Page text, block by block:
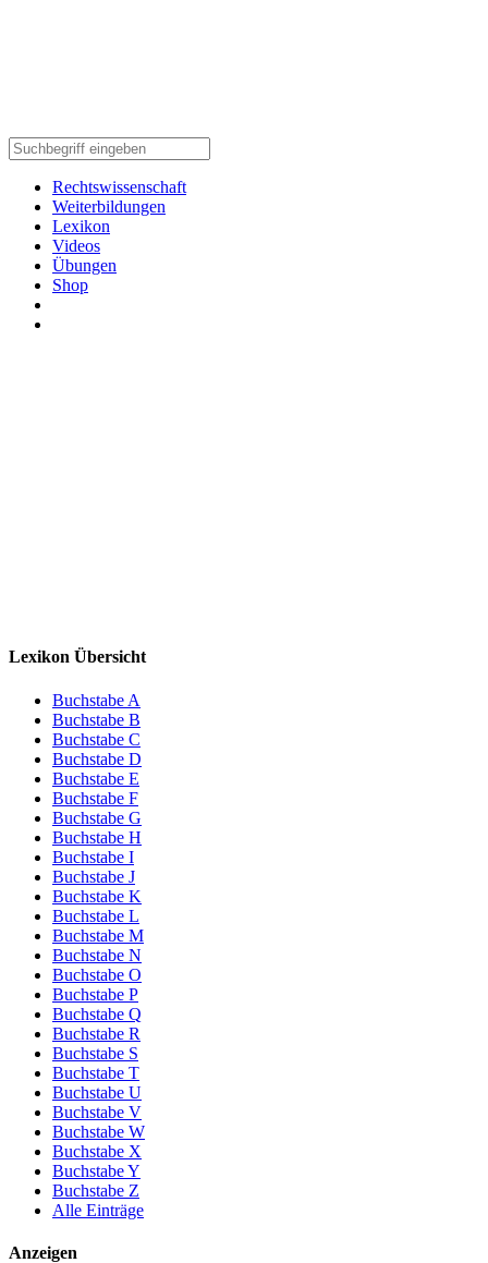
Rechtswissenschaft
Weiterbildungen
Lexikon
Videos
Übungen
Shop
Lexikon Übersicht
Buchstabe A
Buchstabe B
Buchstabe C
Buchstabe D
Buchstabe E
Buchstabe F
Buchstabe G
Buchstabe H
Buchstabe I
Buchstabe J
Buchstabe K
Buchstabe L
Buchstabe M
Buchstabe N
Buchstabe O
Buchstabe P
Buchstabe Q
Buchstabe R
Buchstabe S
Buchstabe T
Buchstabe U
Buchstabe V
Buchstabe W
Buchstabe X
Buchstabe Y
Buchstabe Z
Alle Einträge
Anzeigen